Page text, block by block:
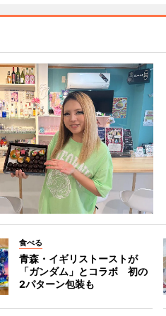
食べる
青森・イギリストーストが
「ガンダム」とコラボ 初の
2パターン包装も